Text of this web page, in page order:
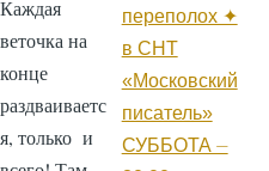
Каждая
веточка на
конце
раздваиваетс
я, только и
переполох ✦
в СНТ
«Московский
писатель»
СУББОТА ⏤